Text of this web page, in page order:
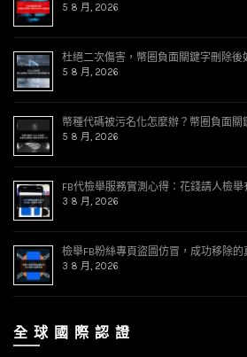
5 8 月, 2026
杜絕二次傷害，幣圈負面關鍵字刪除後
5 8 月, 2026
幣種代碼被污名化怎麼辦？幣圈負面關
5 8 月, 2026
FB代檢舉服務實測心得：花錢請人檢舉
3 8 月, 2026
檢舉FB粉絲專頁盜圖仿冒，成功移除的
3 8 月, 2026
全 球 國 際 認 證